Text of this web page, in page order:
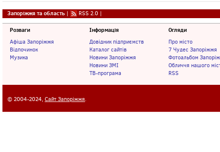
Запоріжжя та область | RSS 2.0 |
Розваги
Афіша Запоріжжя
Відпочинок
Музика
Інформація
Довідник підприємств
Каталог сайтів
Новини Запоріжжя
Новини ЗМІ
ТВ-програма
Огляди
Про місто
7 Чудес Запоріжжя
Фотоальбом
Обличчя нашого
RSS
© 2004-2024, Сайт Запоріжжя.